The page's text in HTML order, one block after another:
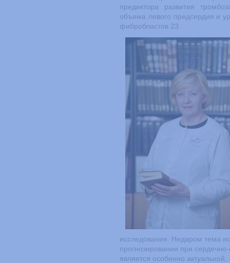
предиктора развития
объема левого предсердия и
фибробластов 23.
исследования. Недаром тема
прогнозировании при
является особенно